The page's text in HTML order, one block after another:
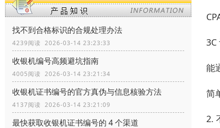
找不到合格标识的合规处理办法
4239阅读 2026-03-14 23:23:33
收银机编号高频避坑指南
4005阅读 2026-03-14 23:21:34
收银机证书编号的官方真伪与信息核验方法
4137阅读 2026-03-14 23:21:09
最快获取收银机证书编号的 4 个渠道
3C
能
简
2.